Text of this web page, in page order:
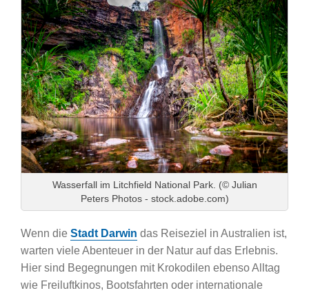
Wasserfall im Litchfield National Park. (© Julian
Peters Photos - stock.adobe.com)
Wenn die Stadt Darwin das Reiseziel in Australien ist,
warten viele Abenteuer in der Natur auf das Erlebnis.
Hier sind Begegnungen mit Krokodilen ebenso Alltag
wie Freiluftkinos, Bootsfahrten oder internationale